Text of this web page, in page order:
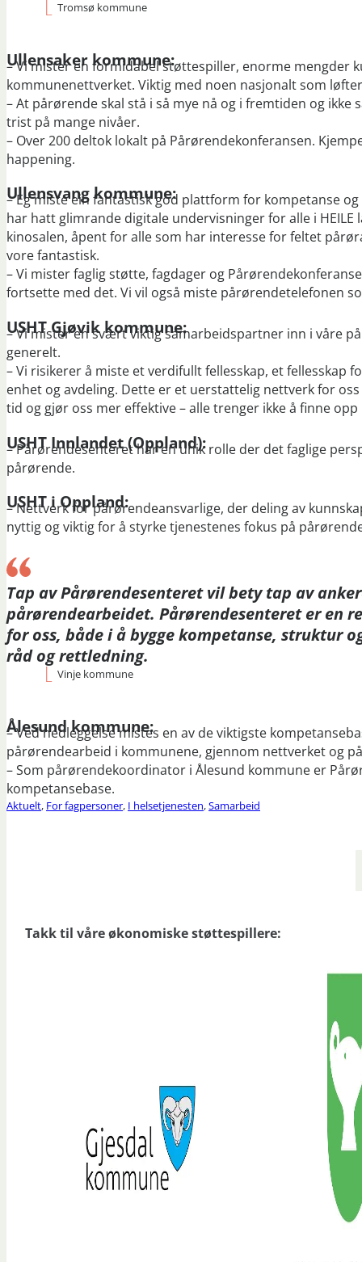
Tromsø kommune
Ullensaker kommune:
– Vi mister en formidabel støttespiller, enorme mengder
kommunenettverket. Viktig med noen nasjonalt som
– At pårørende skal stå i så mye nå og i fremtiden og
trist på mange nivåer.
– Over 200 deltok lokalt på Pårørendekonferansen.
happening.
Ullensvang kommune:
– Eg miste ein fantastisk god plattform for kompetanse
har hatt glimrande digitale undervisninger for alle i
kinosalen, åpent for alle som har interesse for feltet
vore fantastisk.
– Vi mister faglig støtte, fagdager og
fortsette med det. Vi vil også miste pårørendetelefonen
USHT Gjøvik kommune:
– Vi mister en svært viktig samarbeidspartner inn i våre
generelt.
– Vi risikerer å miste et verdifullt fellesskap, et fellesskap
enhet og avdeling. Dette er et uerstattelig nettverk for
tid og gjør oss mer effektive – alle trenger ikke å finne
USHT Innlandet (Oppland):
– Pårørendesenteret har en unik rolle der det faglige
pårørende.
USHT i Oppland:
– Nettverk for pårørendeansvarlige, der deling av
nyttig og viktig for å styrke tjenestenes fokus på
Tap av Pårørendesenteret vil bety tap av
pårørendearbeidet. Pårørendesenteret er en
for oss, både i å bygge kompetanse, struktur
råd og rettledning.
Vinje kommune
Ålesund kommune:
– Ved nedleggelse mistes en av de viktigste
pårørendearbeid i kommunene, gjennom nettverket og
– Som pårørendekoordinator i Ålesund kommune er
kompetansebase.
Aktuelt, For fagpersoner, I helsetjenesten,Samarbeid
Takk til våre økonomiske støttespillere: